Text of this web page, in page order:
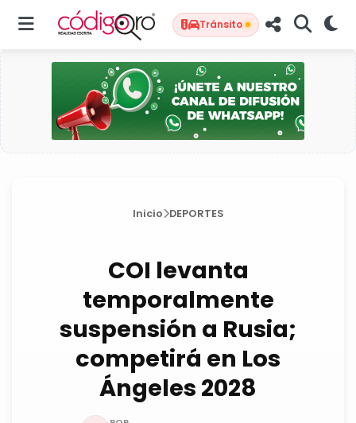
Tránsito
Inicio DEPORTES
COI levanta
temporalmente
suspensión a Rusia;
competirá en Los
Ángeles 2028